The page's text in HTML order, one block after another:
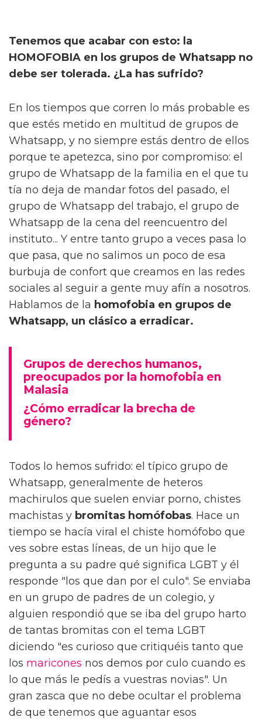
Tenemos que acabar con esto: la
HOMOFOBIA en los grupos de Whatsapp no
debe ser tolerada. ¿La has sufrido?
En los tiempos que corren lo más probable es
que estés metido en multitud de grupos de
Whatsapp, y no siempre estás dentro de ellos
porque te apetezca, sino por compromiso: el
grupo de Whatsapp de la familia en el que tu
tía no deja de mandar fotos del pasado, el
grupo de Whatsapp del trabajo, el grupo de
Whatsapp de la cena del reencuentro del
instituto... Y entre tanto grupo a veces pasa lo
que pasa, que no salimos un poco de esa
burbuja de confort que creamos en las redes
sociales al seguir a gente muy afín a nosotros.
Hablamos de la homofobia en grupos de
Whatsapp, un clásico a erradicar.
Grupos de derechos humanos,
preocupados por la homofobia en
Malasia
¿Cómo erradicar la brecha de
género?
Todos lo hemos sufrido: el típico grupo de
Whatsapp, generalmente de heteros
machirulos que suelen enviar porno, chistes
machistas y bromitas homófobas. Hace un
tiempo se hacía viral el chiste homófobo que
ves sobre estas líneas, de un hijo que le
pregunta a su padre qué significa LGBT y él
responde "los que dan por el culo". Se enviaba
en un grupo de padres de un colegio, y
alguien respondió que se iba del grupo harto
de tantas bromitas con el tema LGBT
diciendo "es curioso que critiquéis tanto que
los maricones nos demos por culo cuando es
lo que más le pedís a vuestras novias". Un
gran zasca que no debe ocultar el problema
de que tenemos que aguantar esos